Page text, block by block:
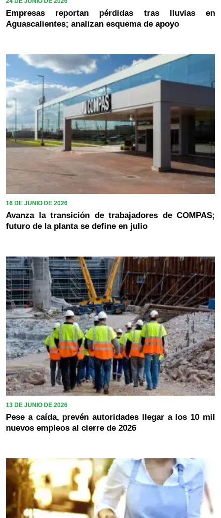
Empresas reportan pérdidas tras lluvias en
Aguascalientes; analizan esquema de apoyo
16 DE JUNIO DE 2026
Avanza la transición de trabajadores de COMPAS;
futuro de la planta se define en julio
13 DE JUNIO DE 2026
Pese a caída, prevén autoridades llegar a los 10 mil
nuevos empleos al cierre de 2026